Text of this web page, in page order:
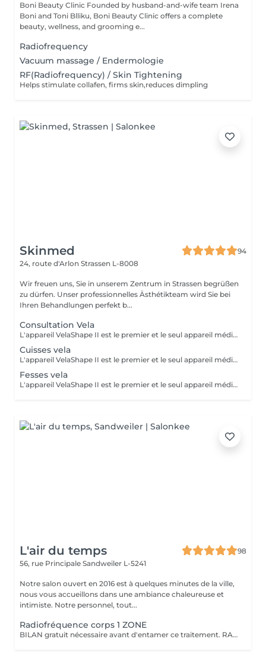
Boni Beauty Clinic Founded by husband-and-wife team Irena
Boni and Toni Blliku, Boni Beauty Clinic offers a complete
beauty, wellness, and grooming e...
Radiofrequency
Vacuum massage / Endermologie
RF(Radiofrequency) / Skin Tightening
Helps stimulate collafen, firms skin,reduces dimpling
Skinmed
94
24, route d'Arlon Strassen L-8008
Wir freuen uns, Sie in unserem Zentrum in Strassen begrüßen
zu dürfen. Unser professionnelles Ästhétikteam wird Sie bei
Ihren Behandlungen perfekt b...
Consultation Vela
L'appareil VelaShape II est le premier et le seul appareil médical qui a fait ses preuves en remodelage corps. Le VelaShape II est une technologie qui combine le palper-rouler à des radiofréquences et à de la lumière infrarouge. Le palper-rouler « casse » les capitons graisseux et stimule la circulation sanguine et le drainage lymphatique. Quant aux radiofréquences et à la lumière infrarouge, elles agissent dans les couches profondes de la peau, soit l'hypoderme et le derme où l'on retrouve les cellules adipeuses et les fibres de collagène. Les radiofréquences et la lumière infrarouge activent le métabolisme des cellules graisseuses pour en diminuer la grosseur tout en stimulant la contraction et la production des fibres de collagène. L'objectif est de chauffer les graisses afin de récupérer la fermeté et l'aspect lisse de la peau. Un ensemble de 10 séances rapprochées sont nécessaires pour atteindre un résultat optimal. Après cette phase il faut maintenir le résultat obtenu par des séances d'entretien tous les 2 mois. Nous vous proposons une séance de Velashape à partir de 60€ selon la zone à traiter. Contre-indications : porteurs de stimulateur cardiaque ou prothèse métallique, diabétiques, preneurs d'anti- coagulants, enceinte ou allaitante, maladies veineuses, infiltration, tumeur cancéreuse
Cuisses vela
L'appareil VelaShape II est le premier et le seul appareil médical qui a fait ses preuves en remodelage corps. Le VelaShape II est une technologie qui combine le palper-rouler à des radiofréquences et à de la lumière infrarouge. Le palper-rouler « casse » les capitons graisseux et stimule la circulation sanguine et le drainage lymphatique. Quant aux radiofréquences et à la lumière infrarouge, elles agissent dans les couches profondes de la peau, soit l'hypoderme et le derme où l'on retrouve les cellules adipeuses et les fibres de collagène. Les radiofréquences et la lumière infrarouge activent le métabolisme des cellules graisseuses pour en diminuer la grosseur tout en stimulant la contraction et la production des fibres de collagène. L'objectif est de chauffer les graisses afin de récupérer la fermeté et l'aspect lisse de la peau. Un ensemble de 10 séances rapprochées sont nécessaires pour atteindre un résultat optimal. Après cette phase il faut maintenir le résultat obtenu par des séances d'entretien tous les 2 mois. Nous vous proposons une séance de Velashape à partir de 60€ selon la zone à traiter. Contre-indications : porteurs de stimulateur cardiaque ou prothèse métallique, diabétiques, preneurs d'anti- coagulants, enceinte ou allaitante, maladies veineuses, infiltration, tumeur cancéreuse
Fesses vela
L'appareil VelaShape II est le premier et le seul appareil médical qui a fait ses preuves en remodelage corps. Le VelaShape II est une technologie qui combine le palper-rouler à des radiofréquences et à de la lumière infrarouge. Le palper-rouler « casse » les capitons graisseux et stimule la circulation sanguine et le drainage lymphatique. Quant aux radiofréquences et à la lumière infrarouge, elles agissent dans les couches profondes de la peau, soit l'hypoderme et le derme où l'on retrouve les cellules adipeuses et les fibres de collagène. Les radiofréquences et la lumière infrarouge activent le métabolisme des cellules graisseuses pour en diminuer la grosseur tout en stimulant la contraction et la production des fibres de collagène. L'objectif est de chauffer les graisses afin de récupérer la fermeté et l'aspect lisse de la peau. Un ensemble de 10 séances rapprochées sont nécessaires pour atteindre un résultat optimal. Après cette phase il faut maintenir le résultat obtenu par des séances d'entretien tous les 2 mois. Nous vous proposons une séance de Velashape à partir de 60€ selon la zone à traiter. Contre-indications : porteurs de stimulateur cardiaque ou prothèse métallique, diabétiques, preneurs d'anti- coagulants, enceinte ou allaitante, maladies veineuses, infiltration, tumeur cancéreuse
L'air du temps
98
56, rue Principale Sandweiler L-5241
Notre salon ouvert en 2016 est à quelques minutes de la ville,
nous vous accueillons dans une ambiance chaleureuse et
intimiste. Notre personnel, tout...
Radiofréquence corps 1 ZONE
BILAN gratuit nécessaire avant d'entamer ce traitement. RADIOFREQUENCE 448Khz CAPACITIVE RESISTIVE monpolaire Non douloureux, non invasif. Technique pour raffermir, contre la cellulite, réduction de volume. La radiofréquence émet de la chaleur induite par une onde qui génère un effet tenseur et immédiat et durable. Traitement 6 à 12 séances pour atteindre des résultats, cela dépend de la qualité de la peau, de l'âge, du volume concernés entre autres.